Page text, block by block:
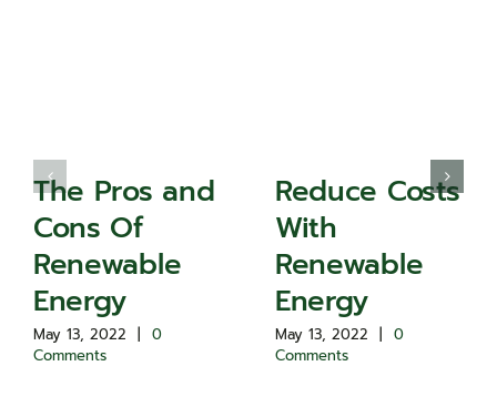
The Pros and
Cons Of
Renewable
Energy
May 13, 2022 | 0
Comments
Reduce Costs
With
Renewable
Energy
May 13, 2022 | 0
Comments